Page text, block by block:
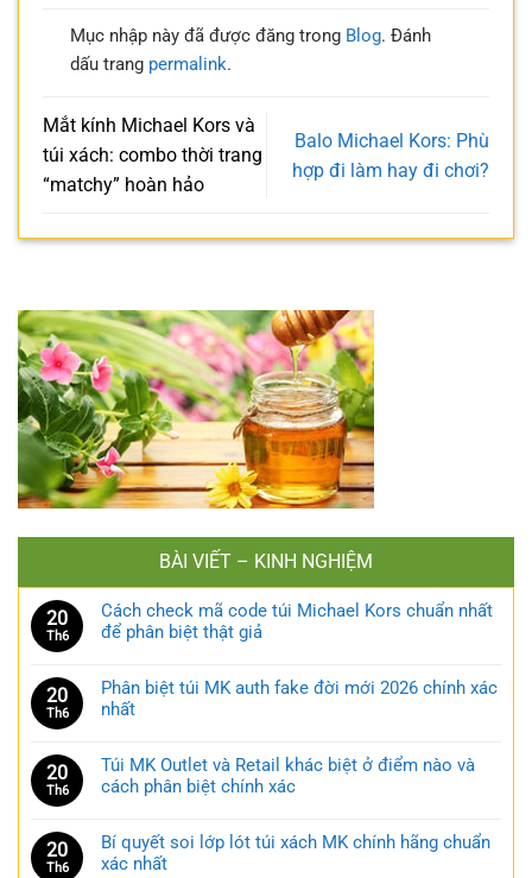
Mục nhập này đã được đăng trong Blog. Đánh
dấu trang permalink.
Mắt kính Michael Kors và
túi xách: combo thời trang
“matchy” hoàn hảo
Balo Michael Kors: Phù
hợp đi làm hay đi chơi?
BÀI VIẾT – KINH NGHIỆM
20
Th6
Cách check mã code túi Michael Kors chuẩn nhất
để phân biệt thật giả
20
Th6
Phân biệt túi MK auth fake đời mới 2026 chính xác
nhất
20
Th6
Túi MK Outlet và Retail khác biệt ở điểm nào và
cách phân biệt chính xác
20
Th6
Bí quyết soi lớp lót túi xách MK chính hãng chuẩn
xác nhất